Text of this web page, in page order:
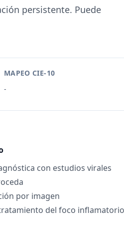
persistente. Puede
MAPEO CIE-10
-
con estudios virales
por imagen
del foco